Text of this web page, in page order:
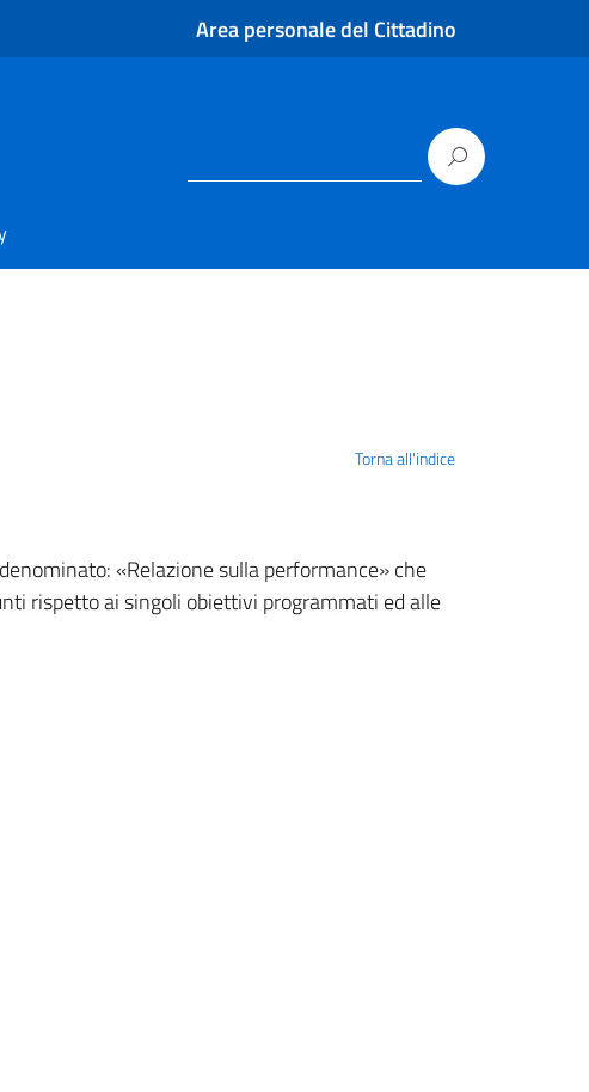
Area personale del Cittadino
Torna all'indice
«Relazione sulla performance» che
rispetto ai singoli obiettivi programmati ed alle